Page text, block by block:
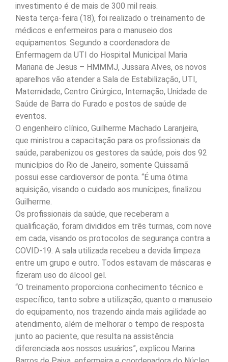
investimento é de mais de 300 mil reais.
Nesta terça-feira (18), foi realizado o treinamento de
médicos e enfermeiros para o manuseio dos
equipamentos. Segundo a coordenadora de
Enfermagem da UTI do Hospital Municipal Maria
Mariana de Jesus – HMMMJ, Jussara Alves, os novos
aparelhos vão atender a Sala de Estabilização, UTI,
Maternidade, Centro Cirúrgico, Internação, Unidade de
Saúde de Barra do Furado e postos de saúde de
eventos.
O engenheiro clínico, Guilherme Machado Laranjeira,
que ministrou a capacitação para os profissionais da
saúde, parabenizou os gestores da saúde, pois dos 92
municípios do Rio de Janeiro, somente Quissamã
possui esse cardioversor de ponta. “É uma ótima
aquisição, visando o cuidado aos munícipes, finalizou
Guilherme.
Os profissionais da saúde, que receberam a
qualificação, foram divididos em três turmas, com nove
em cada, visando os protocolos de segurança contra a
COVID-19. A sala utilizada recebeu a devida limpeza
entre um grupo e outro. Todos estavam de máscaras e
fizeram uso do álcool gel.
“O treinamento proporciona conhecimento técnico e
específico, tanto sobre a utilização, quanto o manuseio
do equipamento, nos trazendo ainda mais agilidade ao
atendimento, além de melhorar o tempo de resposta
junto ao paciente, que resulta na assistência
diferenciada aos nossos usuários”, explicou Marina